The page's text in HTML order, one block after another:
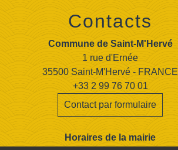
Contacts
Commune de Saint-M'Hervé
1 rue d'Ernée
35500 Saint-M'Hervé - FRANCE
+33 2 99 76 70 01
Contact par formulaire
Horaires de la mairie